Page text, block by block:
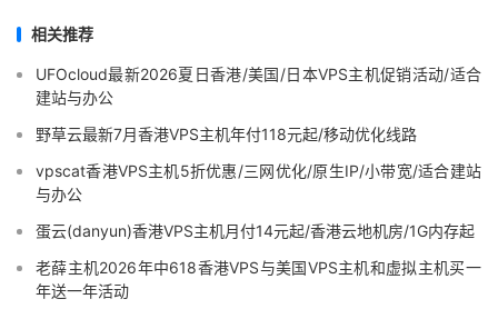
相关推荐
UFOcloud最新2026夏日香港/美国/日本VPS主机促销活动/适合
建站与办公
野草云最新7月香港VPS主机年付118元起/移动优化线路
vpscat香港VPS主机5折优惠/三网优化/原生IP/小带宽/适合建站
与办公
蛋云(danyun)香港VPS主机月付14元起/香港云地机房/1G内存起
老薛主机2026年中618香港VPS与美国VPS主机和虚拟主机买一
年送一年活动